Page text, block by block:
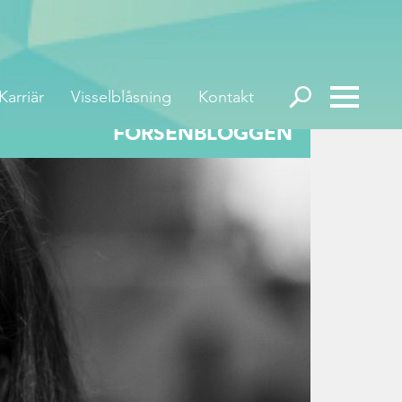
Visselblåsning Kontakt
FORSENBLOGGEN